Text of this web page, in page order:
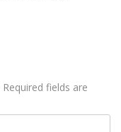
Required fields are